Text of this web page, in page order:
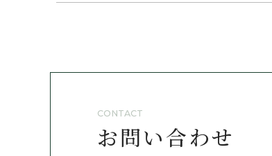
CONTACT
お問い合わせ